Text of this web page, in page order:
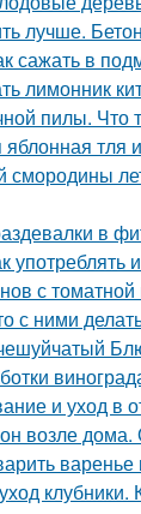
лучше.
сажать в
лимонник
пилы. Что
яблонная тля
смородины
в
употреблять
с
с ними
и уход в
возле
клубники.